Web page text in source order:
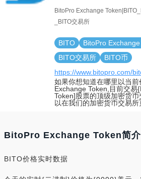
BitoPro Exchange
_BITO交易所
BITO BitoPro Exchange
BITO交易所
BITO币
https://www.bitopro.com/
如果你想知道在哪里以当
Exchange Token,目前交易
Token]股票的顶级加密货
以在我们的加密货币交易所
BitoPro Exchange Token简介
BITO价格实时数据